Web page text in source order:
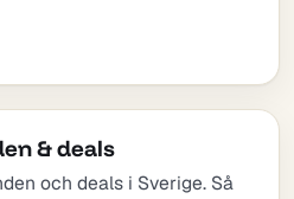
& deals
och deals i Sverige. Så